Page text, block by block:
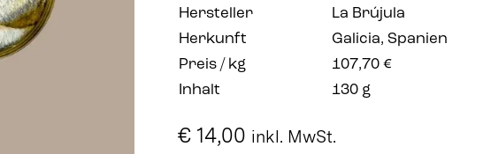
Hersteller
La Brújula
Herkunft
Galicia, Spanien
Preis / kg
107,70 €
Inhalt
130 g
€ 14,00 inkl. MwSt.